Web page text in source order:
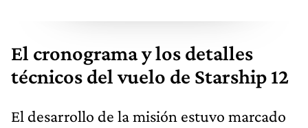
El cronograma y los detalles
técnicos del vuelo de Starship 12
El desarrollo de la misión estuvo marcado